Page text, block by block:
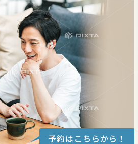
予約はこちらから！